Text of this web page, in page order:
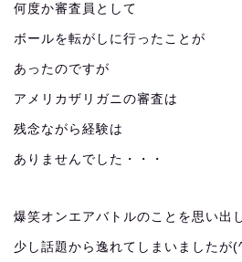
何度か審査員として
ボールを転がしに行ったことが
あったのですが
アメリカザリガニの審査は
残念ながら経験は
ありませんでした・・・
爆笑オンエアバトルのことを思い出
少し話題から逸れてしまいましたが